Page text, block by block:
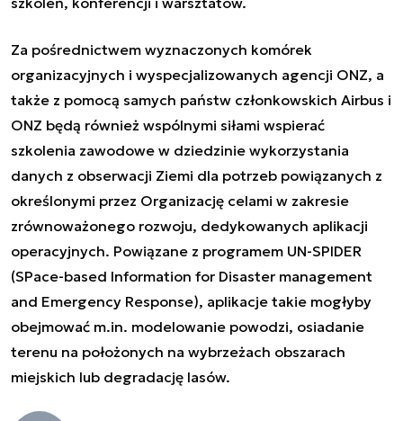
Za pośrednictwem wyznaczonych komórek
organizacyjnych i wyspecjalizowanych agencji ONZ, a
także z pomocą samych państw członkowskich Airbus i
ONZ będą również wspólnymi siłami wspierać
szkolenia zawodowe w dziedzinie wykorzystania
danych z obserwacji Ziemi dla potrzeb powiązanych z
określonymi przez Organizację celami w zakresie
zrównoważonego rozwoju, dedykowanych aplikacji
operacyjnych. Powiązane z programem UN-SPIDER
(SPace-based Information for Disaster management
and Emergency Response), aplikacje takie mogłyby
obejmować m.in. modelowanie powodzi, osiadanie
terenu na położonych na wybrzeżach obszarach
miejskich lub degradację lasów.